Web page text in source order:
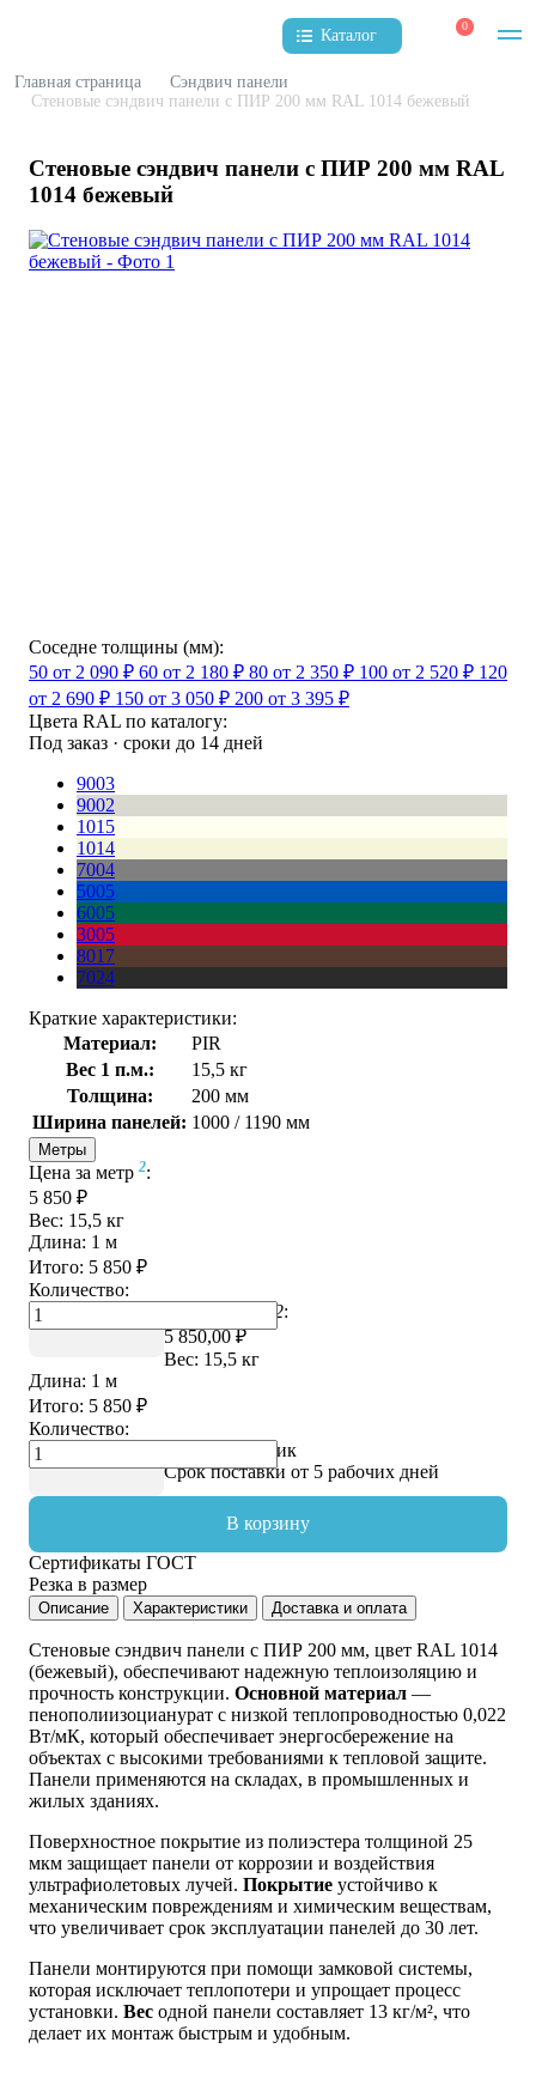
Каталог
0
Главная страница
Сэндвич панели
Стеновые сэндвич панели с ПИР 200 мм RAL 1014 бежевый
Стеновые сэндвич панели с ПИР 200 мм RAL
1014 бежевый
Соседне толщины (мм):
50 от 2 090 ₽ 60 от 2 180 ₽ 80 от 2 350 ₽ 100 от 2 520 ₽ 120
от 2 690 ₽ 150 от 3 050 ₽ 200 от 3 395 ₽
Цвета RAL по каталогу:
Под заказ · сроки до 14 дней
9003
9002
1015
1014
7004
5005
6005
3005
8017
7024
Краткие характеристики:
Материал:
PIR
Вес 1 п.м.:
15,5 кг
Толщина:
200 мм
Ширина панелей: 1000 / 1190 мм
Метры
Цена за метр 2:
5 850 ₽
Вес: 15,5 кг
Длина: 1 м
Итого: 5 850 ₽
Количество:
2:
5 850,00 ₽
Вес: 15,5 кг
Длина: 1 м
Итого: 5 850 ₽
Количество:
В корзину
Купить в 1 клик
Срок поставки от 5 рабочих дней
Сертификаты ГОСТ
Резка в размер
Описание Характеристики Доставка и оплата
Стеновые сэндвич панели с ПИР 200 мм, цвет RAL 1014
(бежевый), обеспечивают надежную теплоизоляцию и
прочность конструкции. Основной материал —
пенополиизоцианурат с низкой теплопроводностью 0,022
Вт/мК, который обеспечивает энергосбережение на
объектах с высокими требованиями к тепловой защите.
Панели применяются на складах, в промышленных и
жилых зданиях.
Поверхностное покрытие из полиэстера толщиной 25
мкм защищает панели от коррозии и воздействия
ультрафиолетовых лучей. Покрытие устойчиво к
механическим повреждениям и химическим веществам,
что увеличивает срок эксплуатации панелей до 30 лет.
Панели монтируются при помощи замковой системы,
которая исключает теплопотери и упрощает процесс
установки. Вес одной панели составляет 13 кг/м², что
делает их монтаж быстрым и удобным.